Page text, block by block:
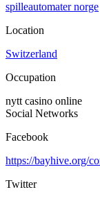
spilleautomater norge
Location
Switzerland
Occupation
nytt casino online
Social Networks
Facebook
https://bayhive.org/
Twitter